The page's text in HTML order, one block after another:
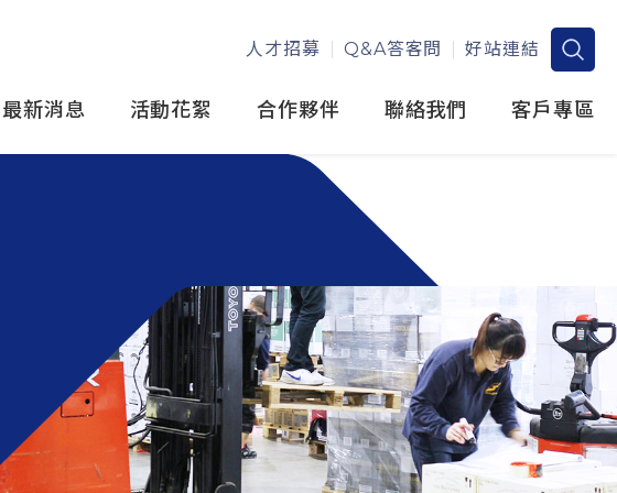
人才招募 Q&A答客問 好站連結
最新消息 活動花絮 合作夥伴 聯絡我們 客戶專區